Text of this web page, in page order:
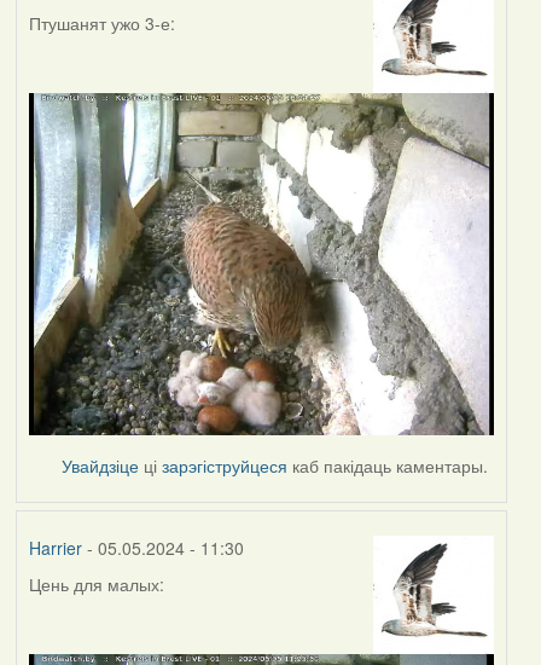
Птушанят ужо 3-е:
Увайдзіце цізарэгіструйцеся каб пакідаць каментары.
Harrier- 05.05.2024 - 11:30
Цень для малых: